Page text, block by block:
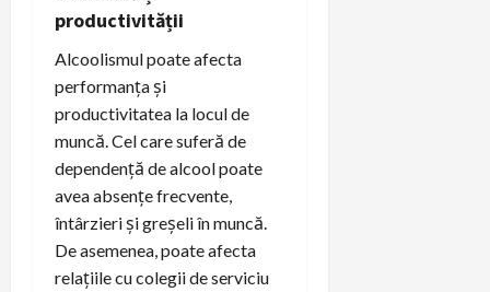
productivității
Alcoolismul poate afecta
performanța și
productivitatea la locul de
muncă. Cel care suferă de
dependență de alcool poate
avea absențe frecvente,
întârzieri și greșeli în muncă.
De asemenea, poate afecta
relațiile cu colegii de serviciu